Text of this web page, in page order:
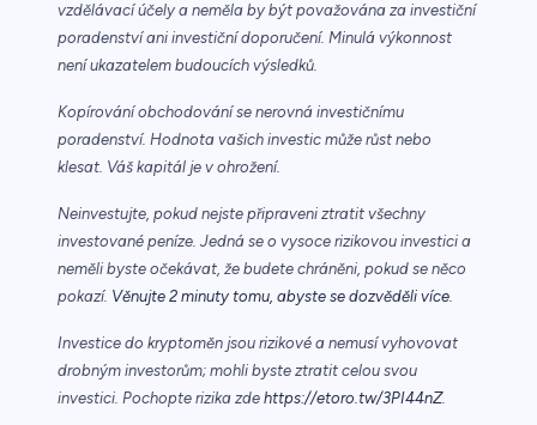
vzdělávací účely a neměla by být považována za investiční
poradenství ani investiční doporučení. Minulá výkonnost
není ukazatelem budoucích výsledků.
Kopírování obchodování se nerovná investičnímu
poradenství. Hodnota vašich investic může růst nebo
klesat. Váš kapitál je v ohrožení.
Neinvestujte, pokud nejste připraveni ztratit všechny
investované peníze. Jedná se o vysoce rizikovou investici a
neměli byste očekávat, že budete chráněni, pokud se něco
pokazí. Věnujte 2 minuty tomu, abyste se dozvěděli více.
Investice do kryptoměn jsou rizikové a nemusí vyhovovat
drobným investorům; mohli byste ztratit celou svou
investici. Pochopte rizika zde https://etoro.tw/3PI44nZ.